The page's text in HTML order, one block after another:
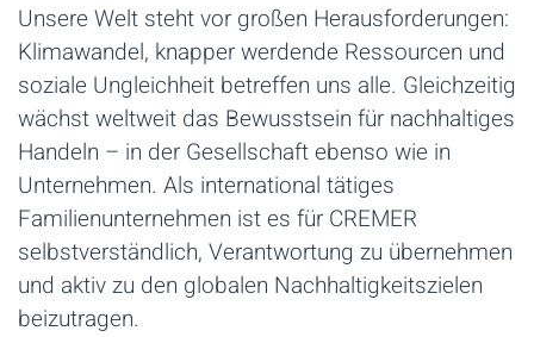
Unsere Welt steht vor großen Herausforderungen:
Klimawandel, knapper werdende Ressourcen und
soziale Ungleichheit betreffen uns alle. Gleichzeitig
wächst weltweit das Bewusstsein für nachhaltiges
Handeln – in der Gesellschaft ebenso wie in
Unternehmen. Als international tätiges
Familienunternehmen ist es für CREMER
selbstverständlich, Verantwortung zu übernehmen
und aktiv zu den globalen Nachhaltigkeitszielen
beizutragen.